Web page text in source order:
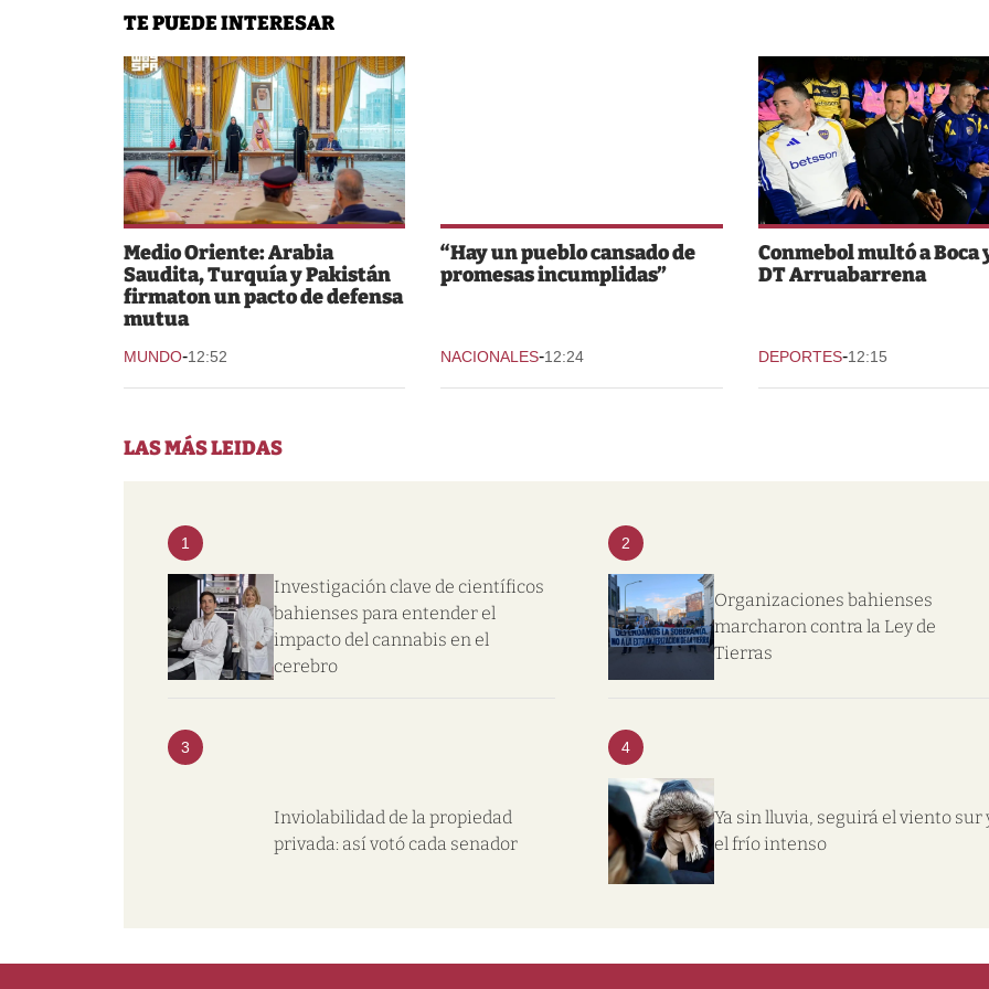
TE PUEDE INTERESAR
Medio Oriente: Arabia
Saudita, Turquía y Pakistán
firmaton un pacto de defensa
mutua
MUNDO-12:52
“Hay un pueblo cansado de
promesas incumplidas”
NACIONALES-12:24
Conmebol multó a Boca
DT Arruabarrena
DEPORTES-12:15
LAS MÁS LEIDAS
1
Investigación clave de científicos
bahienses para entender el
impacto del cannabis en el
cerebro
2
Organizaciones bahienses
marcharon contra la Ley de
Tierras
3
Inviolabilidad de la propiedad
privada: así votó cada senador
4
Ya sin lluvia, seguirá el viento sur
el frío intenso